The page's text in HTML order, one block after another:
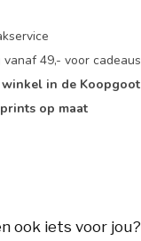
vanaf 49,- voor cadeaus
winkel in de Koopgoot
prints op maat
ook iets voor jou?